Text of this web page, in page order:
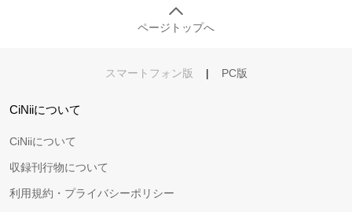
ページトップへ
スマートフォン版 | PC版
CiNiiについて
CiNiiについて
収録刊行物について
利用規約・プライバシーポリシー